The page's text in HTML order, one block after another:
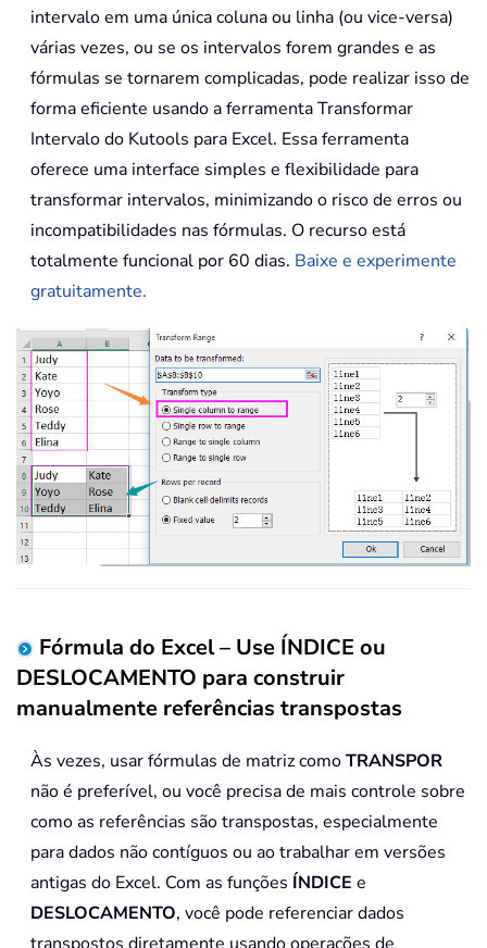
intervalo em uma única coluna ou linha (ou vice-versa)
várias vezes, ou se os intervalos forem grandes e as
fórmulas se tornarem complicadas, pode realizar isso de
forma eficiente usando a ferramenta Transformar
Intervalo do Kutools para Excel. Essa ferramenta
oferece uma interface simples e flexibilidade para
transformar intervalos, minimizando o risco de erros ou
incompatibilidades nas fórmulas. O recurso está
totalmente funcional por 60 dias. Baixe e experimente
gratuitamente.
Fórmula do Excel – Use ÍNDICE ou
DESLOCAMENTO para construir
manualmente referências transpostas
Às vezes, usar fórmulas de matriz comoTRANSPOR
não é preferível, ou você precisa de mais controle sobre
como as referências são transpostas, especialmente
para dados não contíguos ou ao trabalhar em versões
antigas do Excel. Com as funções ÍNDICE e
DESLOCAMENTO, você pode referenciar dados